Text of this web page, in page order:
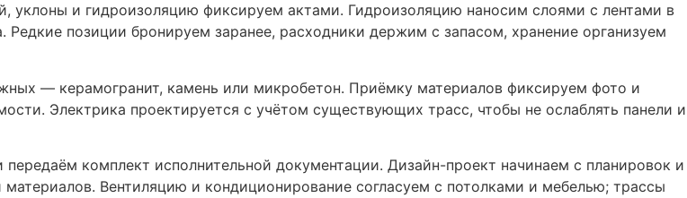
уклоны и гидроизоляцию фиксируем актами. Гидроизоляцию наносим слоями с лентами в
позиции бронируем заранее, расходники держим с запасом, хранение организуем
— керамогранит, камень или микробетон. Приёмку материалов фиксируем фото и
Электрика проектируется с учётом существующих трасс, чтобы не ослаблять панели и
комплект исполнительной документации. Дизайн-проект начинаем с планировок и
Вентиляцию и кондиционирование согласуем с потолками и мебелью; трассы